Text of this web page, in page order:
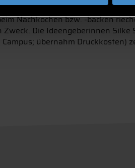
erinnert.
Nachkochen bzw. -backen
Die Ideengeberinnen Silke
übernahm Druckkosten)